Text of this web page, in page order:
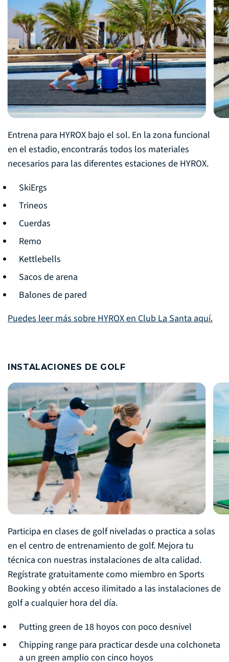
Entrena para HYROX bajo el sol. En la zona funcional
en el estadio, encontrarás todos los materiales
necesarios para las diferentes estaciones de HYROX.
SkiErgs
Trineos
Cuerdas
Remo
Kettlebells
Sacos de arena
Balones de pared
Puedes leer más sobre HYROX en Club La Santa aquí.
INSTALACIONES DE GOLF
Participa en clases de golf niveladas o practica a solas
en el centro de entrenamiento de golf. Mejora tu
técnica con nuestras instalaciones de alta calidad.
Regístrate gratuitamente como miembro en Sports
Booking y obtén acceso ilimitado a las instalaciones de
golf a cualquier hora del día.
Putting green de 18 hoyos con poco desnivel
Chipping range para practicar desde una colchoneta
a un green amplio con cinco hoyos